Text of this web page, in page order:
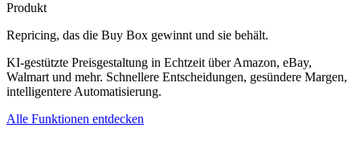
Produkt
Repricing, das die Buy Box gewinnt und sie behält.
KI-gestützte Preisgestaltung in Echtzeit über Amazon, eBay,
Walmart und mehr. Schnellere Entscheidungen, gesündere Margen,
intelligentere Automatisierung.
Alle Funktionen entdecken